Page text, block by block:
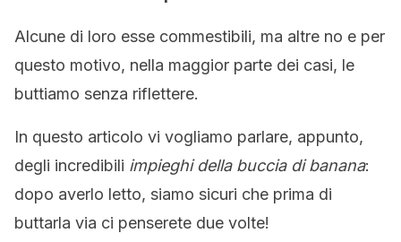
Alcune di loro esse commestibili, ma altre no e per
questo motivo, nella maggior parte dei casi, le
buttiamo senza riflettere.
In questo articolo vi vogliamo parlare, appunto,
degli incredibili impieghi della buccia di banana:
dopo averlo letto, siamo sicuri che prima di
buttarla via ci penserete due volte!